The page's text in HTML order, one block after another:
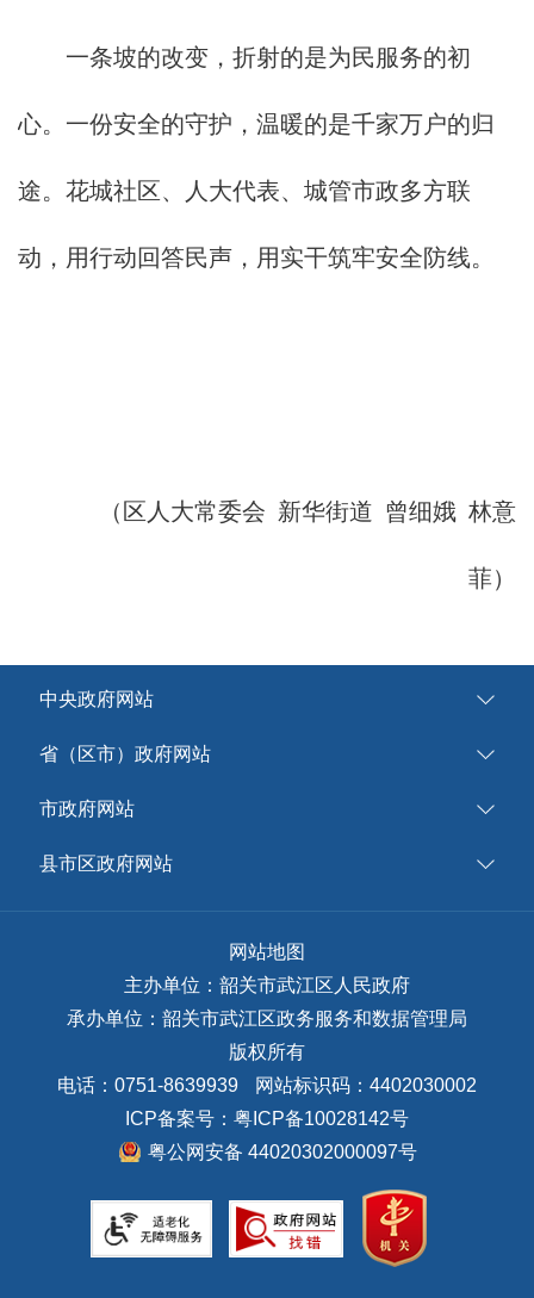
一条坡的改变，折射的是为民服务的初
心。一份安全的守护，温暖的是千家万户的归
途。花城社区、人大代表、城管市政多方联
动，用行动回答民声，用实干筑牢安全防线。
（区人大常委会 新华街道 曾细娥 林意
菲）
中央政府网站
省（区市）政府网站
市政府网站
县市区政府网站
网站地图
主办单位：韶关市武江区人民政府
承办单位：韶关市武江区政务服务和数据管理局
版权所有
电话：0751-8639939
网站标识码：4402030002
ICP备案号： 粤ICP备10028142号
粤公网安备 44020302000097号